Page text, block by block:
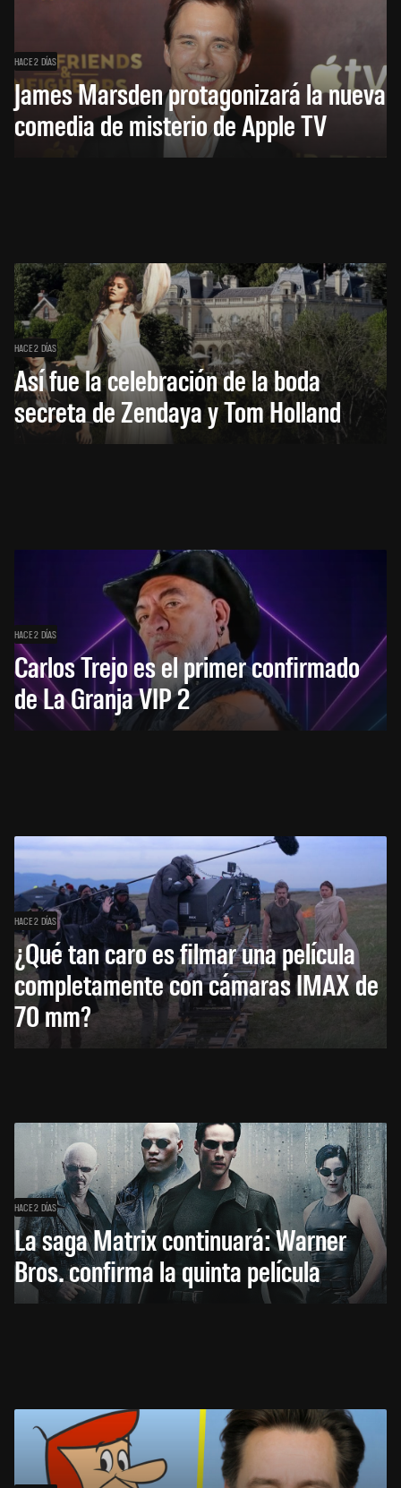
HACE 2 DÍAS
James Marsden protagonizará la nueva
comedia de misterio de Apple TV
HACE 2 DÍAS
Así fue la celebración de la boda
secreta de Zendaya y Tom Holland
HACE 2 DÍAS
Carlos Trejo es el primer confirmado
de La Granja VIP 2
HACE 2 DÍAS
¿Qué tan caro es filmar una película
completamente con cámaras IMAX de
70 mm?
HACE 2 DÍAS
La saga Matrix continuará: Warner
Bros. confirma la quinta película